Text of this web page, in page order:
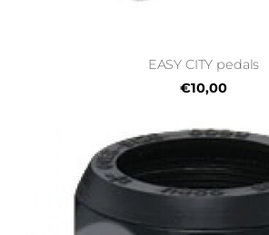
EASY CITY pedals
€10,00